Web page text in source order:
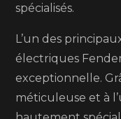
spécialisés.
L’un des
électriques
exceptionnelle.
méticuleuse et à